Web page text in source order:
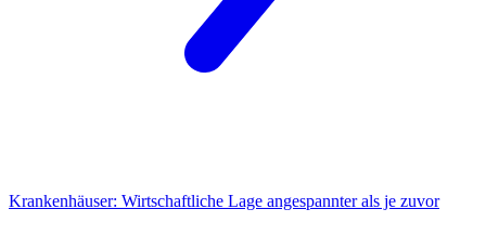
Krankenhäuser: Wirtschaftliche Lage angespannter als je zuvor